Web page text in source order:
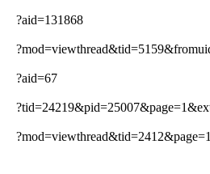
?aid=131868
?aid=67